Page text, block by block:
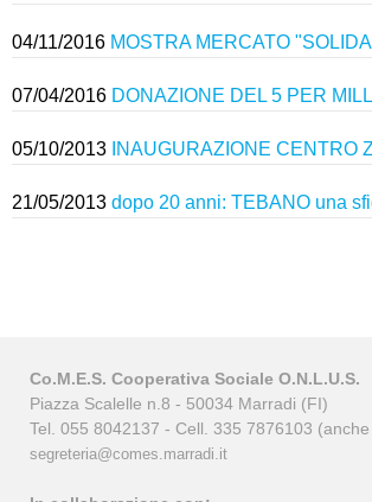
04/11/2016 MOSTRA MERCATO
07/04/2016 DONAZIONE DEL 5 PER
05/10/2013 INAUGURAZIONE CENTRO
21/05/2013 dopo 20 anni: TEBANO una
Co.M.E.S. Cooperativa Sociale O.N.L.U.S.
Piazza Scalelle n.8 - 50034 Marradi (FI)
Tel. 055 8042137 - Cell. 335 7876103
segreteria@comes.marradi.it